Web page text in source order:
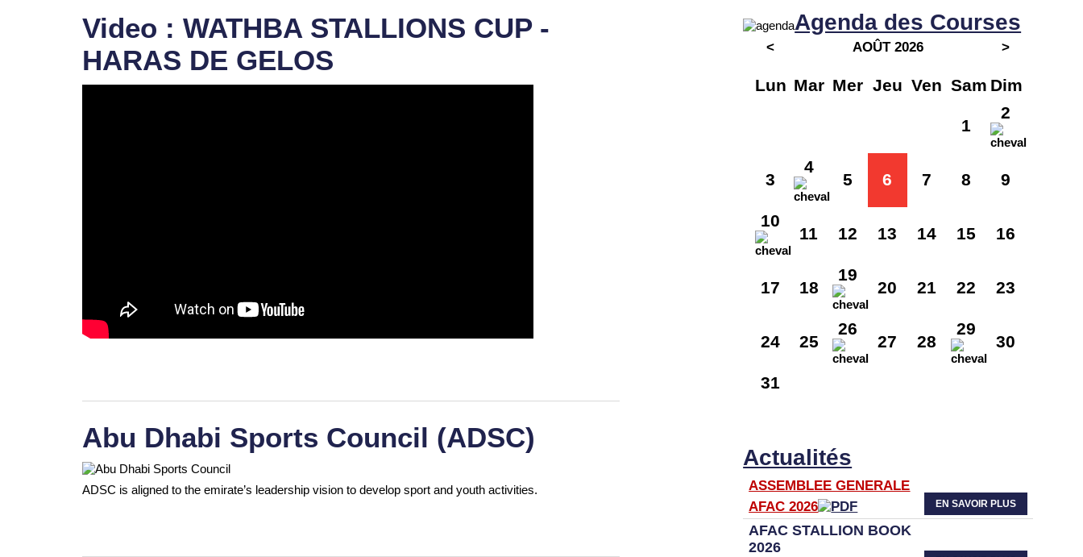
Video : WATHBA STALLIONS CUP -
HARAS DE GELOS
Abu Dhabi Sports Council (ADSC)
ADSC is aligned to the emirate’s leadership vision to develop sport and youth activities.
Agenda des Courses
< AOÛT 2026 >
Lun Mar Mer Jeu Ven Sam Dim
1
2
3
4
5 6 7 8 9
10
11 12 13 14 15 16
17 18
19
20 21 22 23
24 25
26
27 28
29
30
31
Actualités
ASSEMBLEE GENERALE
AFAC 2026
EN SAVOIR PLUS
AFAC STALLION BOOK
2026